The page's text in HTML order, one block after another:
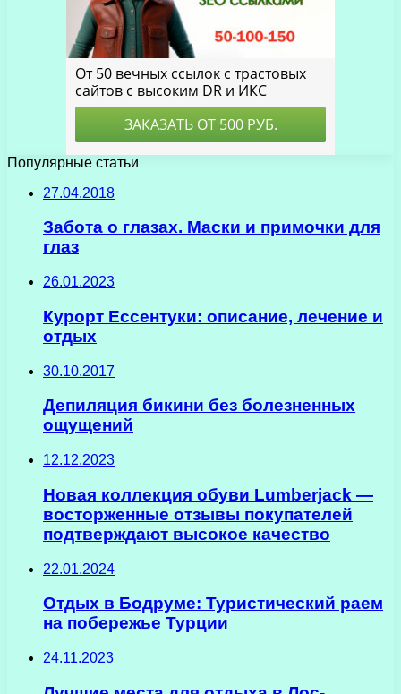
Популярные статьи
27.04.2018
Забота о глазах. Маски и примочки для
глаз
26.01.2023
Курорт Ессентуки: описание, лечение и
отдых
30.10.2017
Депиляция бикини без болезненных
ощущений
12.12.2023
Новая коллекция обуви Lumberjack —
восторженные отзывы покупателей
подтверждают высокое качество
22.01.2024
Отдых в Бодруме: Туристический раем
на побережье Турции
24.11.2023